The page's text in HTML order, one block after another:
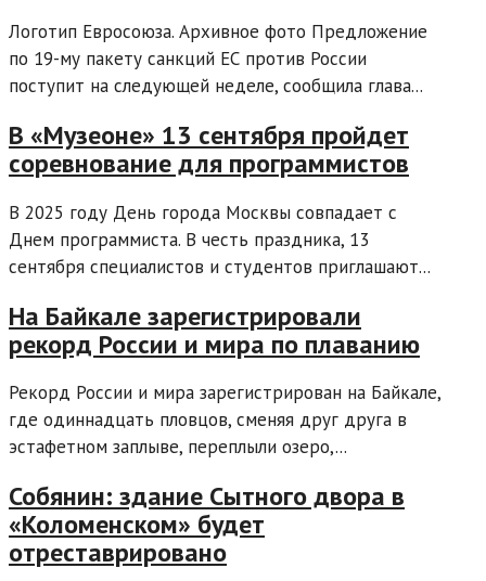
Логотип Евросоюза. Архивное фото Предложение
по 19-му пакету санкций ЕС против России
поступит на следующей неделе, сообщила глава...
В «Музеоне» 13 сентября пройдет
соревнование для программистов
В 2025 году День города Москвы совпадает с
Днем программиста. В честь праздника, 13
сентября специалистов и студентов приглашают...
На Байкале зарегистрировали
рекорд России и мира по плаванию
Рекорд России и мира зарегистрирован на Байкале,
где одиннадцать пловцов, сменяя друг друга в
эстафетном заплыве, переплыли озеро,...
Собянин: здание Сытного двора в
«Коломенском» будет
отреставрировано